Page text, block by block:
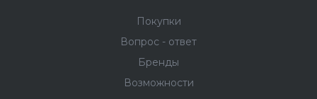
Покупки
Вопрос - ответ
Бренды
Возможности